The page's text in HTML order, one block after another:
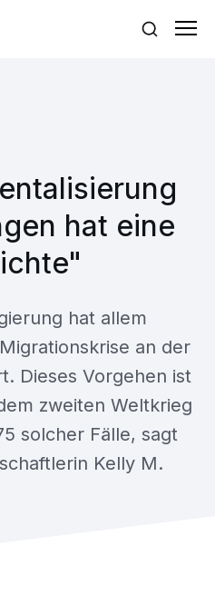
hat eine
hat allem
an der
Dieses Vorgehen ist
zweiten Weltkrieg
solcher Fälle, sagt
Kelly M.